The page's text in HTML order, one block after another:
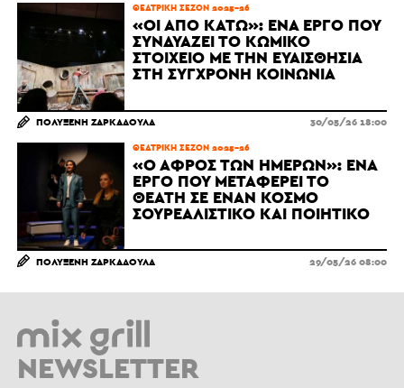
ΘΕΑΤΡΙΚΉ ΣΕΖΌΝ 2025-26
«ΟΙ ΑΠΌ ΚΆΤΩ»: ΈΝΑ ΈΡΓΟ ΠΟΥ
ΣΥΝΔΥΆΖΕΙ ΤΟ ΚΩΜΙΚΌ
ΣΤΟΙΧΕΊΟ ΜΕ ΤΗΝ ΕΥΑΙΣΘΗΣΊΑ
ΣΤΗ ΣΎΓΧΡΟΝΗ ΚΟΙΝΩΝΊΑ
ΠΟΛΥΞΈΝΗ ΖΑΡΚΑΔΟΎΛΑ 30/05/26 18:00
ΘΕΑΤΡΙΚΉ ΣΕΖΌΝ 2025-26
«Ο ΑΦΡΌΣ ΤΩΝ ΗΜΕΡΏΝ»: ΈΝΑ
ΈΡΓΟ ΠΟΥ ΜΕΤΑΦΈΡΕΙ ΤΟ
ΘΕΑΤΉ ΣΕ ΈΝΑΝ ΚΌΣΜΟ
ΣΟΥΡΕΑΛΙΣΤΙΚΌ ΚΑΙ ΠΟΙΗΤΙΚΌ
ΠΟΛΥΞΈΝΗ ΖΑΡΚΑΔΟΎΛΑ 29/05/26 08:00
NEWSLETTER